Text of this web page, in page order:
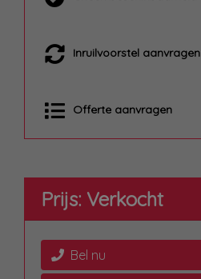
Inruilvoorstel aanvragen
Offerte aanvragen
Prijs: Verkocht
Bel nu